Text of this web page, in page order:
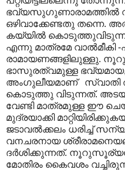
ഭവ്യസുഗുണാരാമത്തിൽ
ഒഴിവാക്കേണ്ടതു തന്നെ.
കയ്യിൽ
എന്നു മാത്രമേ വാൽമീകി
രാമായണങ്ങളിലുള്ളു.
ഭാസുരത്വമുള്ള ഭവ്യമായ,
അംഗുലീയമാണ് സ്വാതി
കൊടുത്തു വിടുന്നത്.
വേണ്ടി മാത്രമുള്ള ഈ
മുദ്രയാക്കി
ജടാവൽക്കലം ധരിച്ച്
വനചരനായ
ദർശിക്കുന്നത്.
മോതിരം കൈവശം